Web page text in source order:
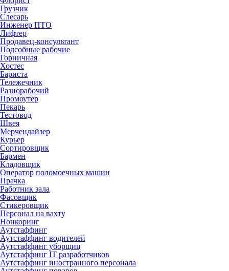
Грузчик
Слесарь
Инженер ПТО
Лифтер
Продавец-консультант
Подсобные рабочие
Горничная
Хостес
Бариста
Тележечник
Разнорабочий
Промоутер
Пекарь
Тестовод
Швея
Мерчендайзер
Курьер
Сортировщик
Бармен
Кладовщик
Оператор поломоечных машин
Прачка
Работник зала
Фасовщик
Стикеровщик
Персонал на вахту
Нонкоринг
Аутстаффинг
Аутстаффинг водителей
Аутстаффинг уборщиц
Аутстаффинг IT разработчиков
Аутстаффинг иностранного персонала